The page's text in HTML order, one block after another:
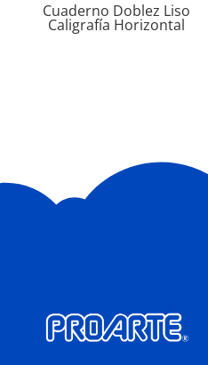
Cuaderno Doblez Liso
Caligrafía Horizontal